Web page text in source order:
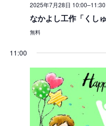
2025年7月28日 10:00–11:30
なかよし工作「くし
無料
11:00